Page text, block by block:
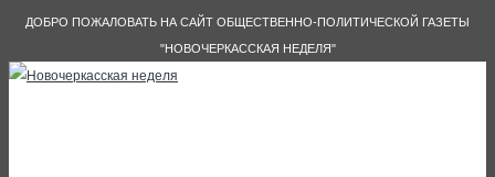
ДОБРО ПОЖАЛОВАТЬ НА САЙТ ОБЩЕСТВЕННО-ПОЛИТИЧЕСКОЙ ГАЗЕТЫ
"НОВОЧЕРКАССКАЯ НЕДЕЛЯ"